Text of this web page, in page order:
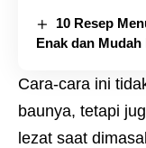
10 Resep
Enak dan Mudah
Cara-cara ini
baunya, tetapi
lezat saat